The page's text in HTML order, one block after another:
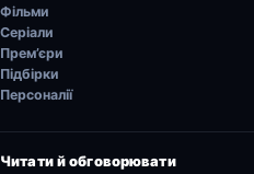
Фільми
Серіали
Прем’єри
Підбірки
Персоналії
Читати й обговорювати